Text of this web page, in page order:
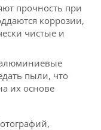
прочность при
коррозии,
чистые и
алюминиевые
пыли, что
их основе